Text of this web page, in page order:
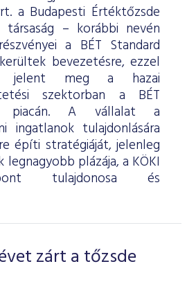
a Budapesti Értéktőzsde
társaság – korábbi nevén
a BÉT Standard
bevezetésre, ezzel
jelent meg a hazai
szektorban a BÉT
piacán. A vállalat a
ingatlanok tulajdonlására
építi stratégiáját, jelenleg
legnagyobb plázája, a KÖKI
tulajdonosa és
zárt a tőzsde